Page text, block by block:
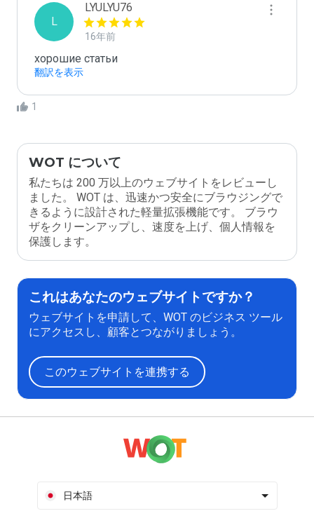
L
LYULYU76
16年前
хорошие статьи
翻訳を表示
1
WOT について
私たちは 200 万以上のウェブサイトをレビューし
ました。 WOT は、迅速かつ安全にブラウジングで
きるように設計された軽量拡張機能です。 ブラウ
ザをクリーンアップし、速度を上げ、個人情報を
保護します。
これはあなたのウェブサイトですか？
ウェブサイトを申請して、WOT のビジネス ツール
にアクセスし、顧客とつながりましょう。
このウェブサイトを連携する
日本語